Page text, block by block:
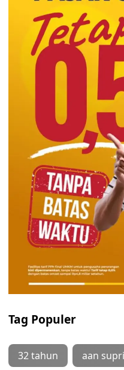
Tag Populer
32 tahun aan